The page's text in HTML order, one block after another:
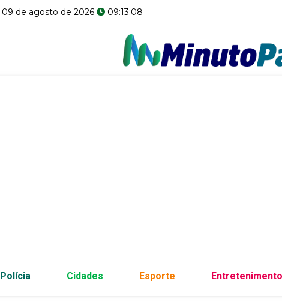
09 de agosto de 2026 09:13:09
Polícia Cidades Esporte Entretenimento